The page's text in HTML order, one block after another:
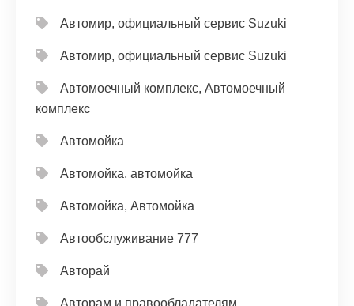
Автомир, официальный сервис Suzuki
Автомир, официальный сервис Suzuki
Автомоечный комплекс, Автомоечный
комплекс
Автомойка
Автомойка, автомойка
Автомойка, Автомойка
Автообслуживание 777
Авторай
Авторам и правообладателям